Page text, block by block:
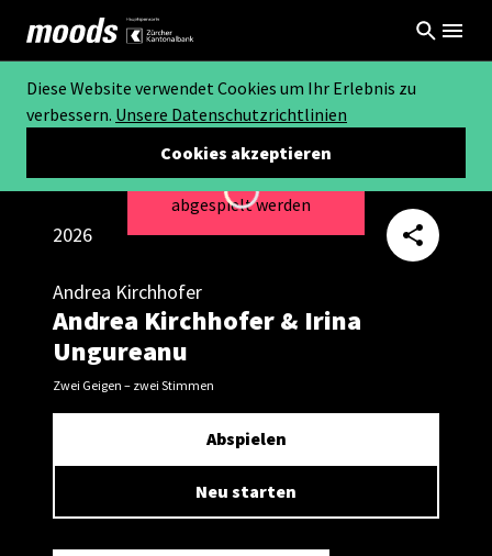
Diese Website verwendet Cookies um Ihr Erlebnis zu
verbessern. Unsere Datenschutzrichtlinien
Cookies akzeptieren
Dieses Video kann nicht
abgespielt werden
Loading...
2026
Andrea Kirchhofer & Irina
Ungureanu
Andrea Kirchhofer
Zwei Geigen – zwei Stimmen
Abspielen
Neu starten